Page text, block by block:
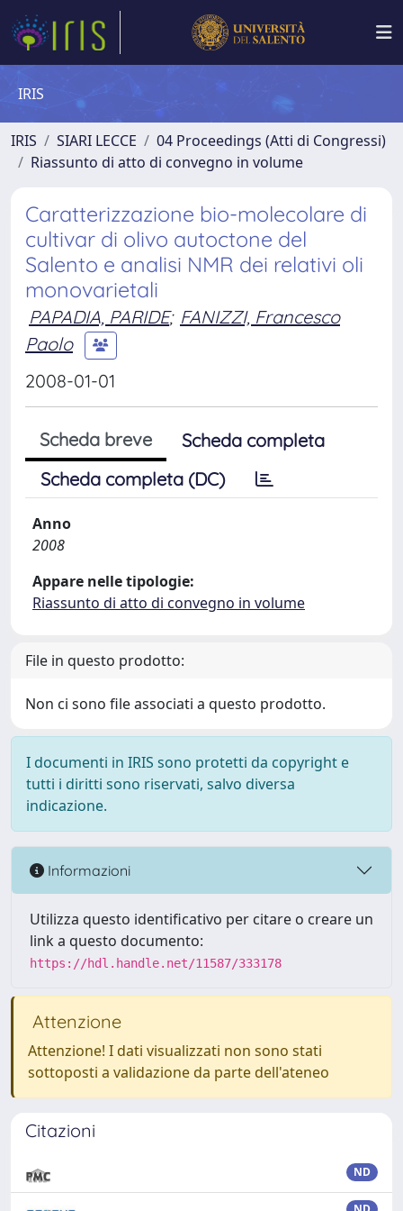
IRIS
IRIS SIARI LECCE
04 Proceedings (Atti di Congressi)
Riassunto di atto di convegno in volume
Caratterizzazione bio-molecolare di
cultivar di olivo autoctone del
Salento e analisi NMR dei relativi oli
monovarietali
PAPADIA, PARIDE; FANIZZI, Francesco
Paolo
2008-01-01
Scheda breve
Scheda completa
Scheda completa (DC)
Anno
2008
Appare nelle tipologie:
Riassunto di atto di convegno in volume
File in questo prodotto:
Non ci sono file associati a questo prodotto.
I documenti in IRIS sono protetti da copyright e
tutti i diritti sono riservati, salvo diversa
indicazione.
Informazioni
Utilizza questo identificativo per citare o creare un
link a questo documento:
https://hdl.handle.net/11587/333178
Attenzione
Attenzione! I dati visualizzati non sono stati
sottoposti a validazione da parte dell'ateneo
Citazioni
ND